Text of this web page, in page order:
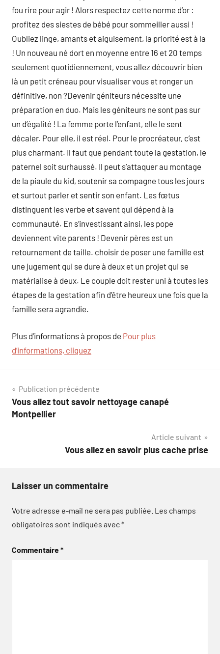
fou rire pour agir ! Alors respectez cette norme d’or :
profitez des siestes de bébé pour sommeiller aussi !
Oubliez linge, amants et aiguisement, la priorité est à la
! Un nouveau né dort en moyenne entre 16 et 20 temps
seulement quotidiennement, vous allez découvrir bien
là un petit créneau pour visualiser vous et ronger un
définitive, non ?Devenir géniteurs nécessite une
préparation en duo. Mais les géniteurs ne sont pas sur
un d’égalité ! La femme porte l’enfant, elle le sent
décaler. Pour elle, il est réel. Pour le procréateur, c’est
plus charmant. Il faut que pendant toute la gestation, le
paternel soit surhaussé. Il peut s’attaquer au montage
de la piaule du kid, soutenir sa compagne tous les jours
et surtout parler et sentir son enfant. Les fœtus
distinguent les verbe et savent qui dépend à la
communauté. En s’investissant ainsi, les pope
deviennent vite parents ! Devenir pères est un
retournement de taille. choisir de poser une famille est
une jugement qui se dure à deux et un projet qui se
matérialise à deux. Le couple doit rester uni à toutes les
étapes de la gestation afin d’être heureux une fois que la
famille sera agrandie.
Plus d’informations à propos de Pour plus
d’informations, cliquez
Navigation
de
Publication précédente
Vous allez tout savoir nettoyage canapé
Montpellier
Article suivant
Vous allez en savoir plus cache prise
Laisser un commentaire
Votre adresse e-mail ne sera pas publiée. Les champs
obligatoires sont indiqués avec*
Commentaire*